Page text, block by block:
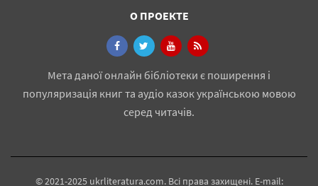
О ПРОЕКТЕ
Мета даної онлайн бібліотеки є поширення і
популяризація книг та аудіо казок українською мовою
серед читачів.
© 2021-2025 ukrliteratura.com. Всі права захищені. E-mail: